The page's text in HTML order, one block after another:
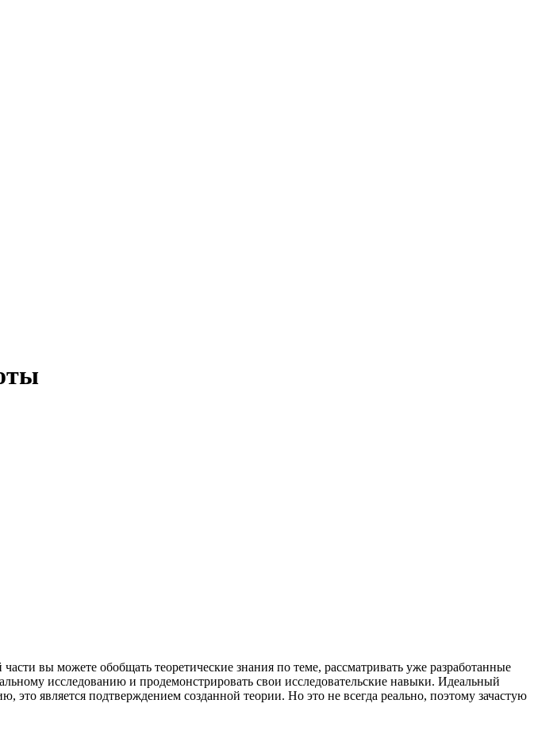
вы можете обобщать теоретические знания по теме, рассматривать уже разработанные
исследованию и продемонстрировать свои исследовательские навыки. Идеальный
это является подтверждением созданной теории. Но это не всегда реально, поэтому зачастую